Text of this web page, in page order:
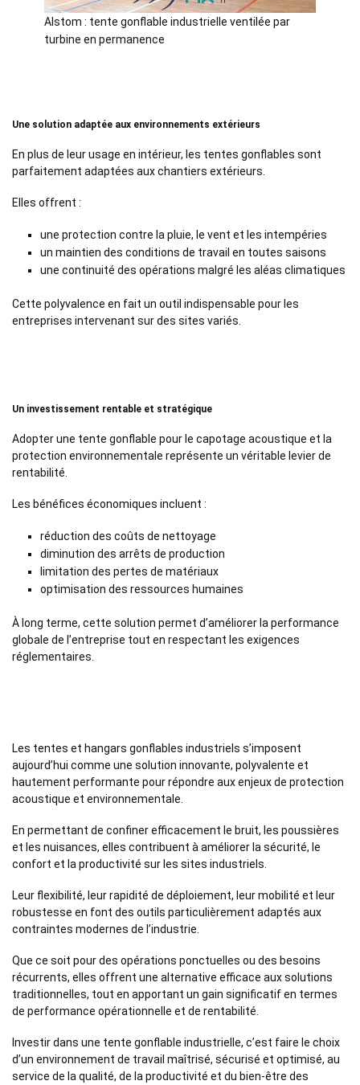
Alstom : tente gonflable industrielle ventilée par
turbine en permanence
Une solution adaptée aux environnements extérieurs
En plus de leur usage en intérieur, les tentes gonflables sont
parfaitement adaptées aux chantiers extérieurs.
Elles offrent :
une protection contre la pluie, le vent et les intempéries
un maintien des conditions de travail en toutes saisons
une continuité des opérations malgré les aléas climatiques
Cette polyvalence en fait un outil indispensable pour les
entreprises intervenant sur des sites variés.
Un investissement rentable et stratégique
Adopter une tente gonflable pour le capotage acoustique et la
protection environnementale représente un véritable levier de
rentabilité.
Les bénéfices économiques incluent :
réduction des coûts de nettoyage
diminution des arrêts de production
limitation des pertes de matériaux
optimisation des ressources humaines
À long terme, cette solution permet d’améliorer la performance
globale de l’entreprise tout en respectant les exigences
réglementaires.
Les tentes et hangars gonflables industriels s’imposent
aujourd’hui comme une solution innovante, polyvalente et
hautement performante pour répondre aux enjeux de protection
acoustique et environnementale.
En permettant de confiner efficacement le bruit, les poussières
et les nuisances, elles contribuent à améliorer la sécurité, le
confort et la productivité sur les sites industriels.
Leur flexibilité, leur rapidité de déploiement, leur mobilité et leur
robustesse en font des outils particulièrement adaptés aux
contraintes modernes de l’industrie.
Que ce soit pour des opérations ponctuelles ou des besoins
récurrents, elles offrent une alternative efficace aux solutions
traditionnelles, tout en apportant un gain significatif en termes
de performance opérationnelle et de rentabilité.
Investir dans une tente gonflable industrielle, c’est faire le choix
d’un environnement de travail maîtrisé, sécurisé et optimisé, au
service de la qualité, de la productivité et du bien-être des